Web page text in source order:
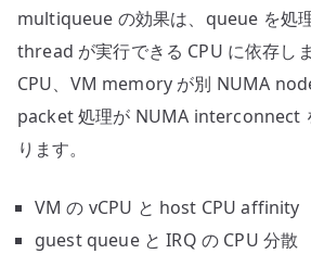
multiqueue の効果は、queue を処
thread が実行できる CPU に依存し
CPU、VM memory が別 NUMA
packet 処理が NUMA interconnect
ります。
VM の vCPU と host CPU affinity
guest queue と IRQ の CPU 分散